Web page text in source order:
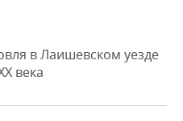
в Лаишевском уезде
века